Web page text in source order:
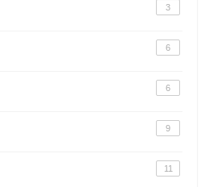
3
6
6
9
11